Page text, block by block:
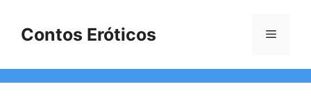
Contos Eróticos Menu